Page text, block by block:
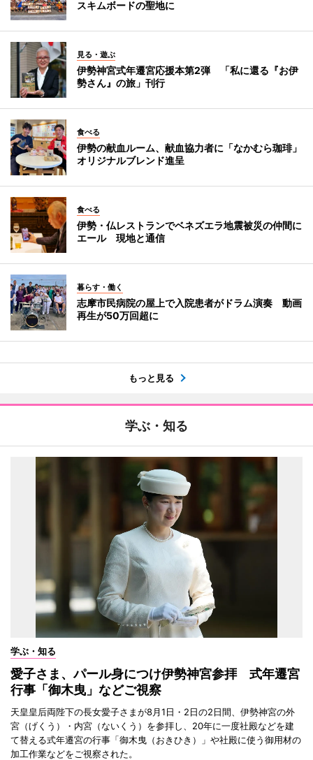
スキムボードの聖地に
見る・遊ぶ
伊勢神宮式年遷宮応援本第2弾 「私に還る『お伊
勢さん』の旅」刊行
食べる
伊勢の献血ルーム、献血協力者に「なかむら珈琲」
オリジナルブレンド進呈
食べる
伊勢・仏レストランでベネズエラ地震被災の仲間に
エール 現地と通信
暮らす・働く
志摩市民病院の屋上で入院患者がドラム演奏 動画
再生が50万回超に
もっと見る
学ぶ・知る
学ぶ・知る
愛子さま、パール身につけ伊勢神宮参拝 式年遷宮
行事「御木曳」などご視察
天皇皇后両陛下の長女愛子さまが8月1日・2日の2日間、伊勢神宮の外
宮（げくう）・内宮（ないくう）を参拝し、20年に一度社殿などを建
て替える式年遷宮の行事「御木曳（おきひき）」や社殿に使う御用材の
加工作業などをご視察された。